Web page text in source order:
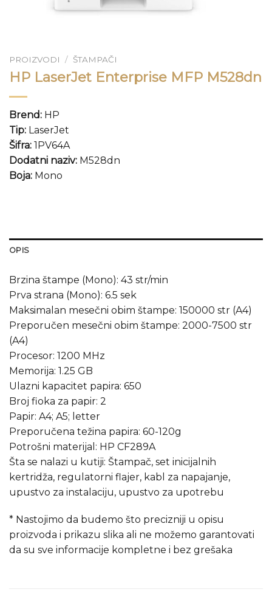
PROIZVODI / ŠTAMPAČI
HP LaserJet Enterprise MFP M528dn
Brend: HP
Tip: LaserJet
Šifra: 1PV64A
Dodatni naziv: M528dn
Boja: Mono
OPIS
Brzina štampe (Mono): 43 str/min
Prva strana (Mono): 6.5 sek
Maksimalan mesečni obim štampe: 150000 str (A4)
Preporučen mesečni obim štampe: 2000-7500 str
(A4)
Procesor: 1200 MHz
Memorija: 1.25 GB
Ulazni kapacitet papira: 650
Broj fioka za papir: 2
Papir: A4; A5; letter
Preporučena težina papira: 60-120g
Potrošni materijal: HP CF289A
Šta se nalazi u kutiji: Štampač, set inicijalnih
kertridža, regulatorni flajer, kabl za napajanje,
upustvo za instalaciju, upustvo za upotrebu
* Nastojimo da budemo što precizniji u opisu
proizvoda i prikazu slika ali ne možemo garantovati
da su sve informacije kompletne i bez grešaka